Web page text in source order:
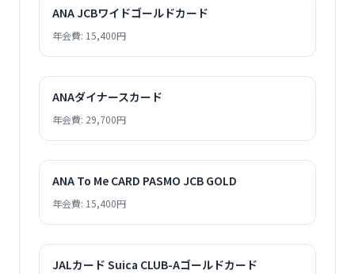
ANA JCBワイドゴールドカード
年会費: 15,400円
ANAダイナースカード
年会費: 29,700円
ANA To Me CARD PASMO JCB GOLD
年会費: 15,400円
JALカード Suica CLUB-Aゴールドカード